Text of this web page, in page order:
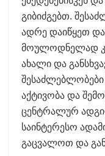
გიბიძგებთ.
ადრე დაიწყეთ
მოულოდნელად
ახალი და
აქტივობა და
ცენტრალურ
საინტერესო
გაცვალოთ და